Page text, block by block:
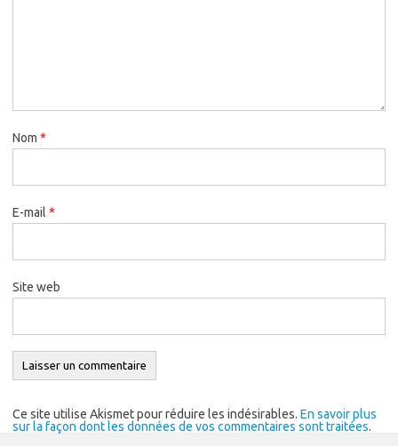
Nom *
E-mail *
Site web
Ce site utilise Akismet pour réduire les indésirables. En savoir plus
sur la façon dont les données de vos commentaires sont traitées.